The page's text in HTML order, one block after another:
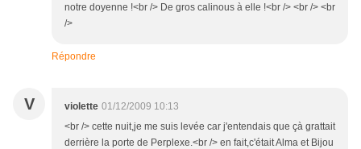
notre doyenne !<br /> De gros calinous à elle !<br /> <br /> <br
/>
Répondre
V violette 01/12/2009 10:13
<br /> cette nuit,je me suis levée car j'entendais que çà grattait
derrière la porte de Perplexe.<br /> en fait,c'était Alma et Bijou